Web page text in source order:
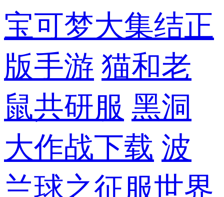
宝可梦大集结正
版手游 猫和老
鼠共研服 黑洞
大作战下载 波
兰球之征服世界